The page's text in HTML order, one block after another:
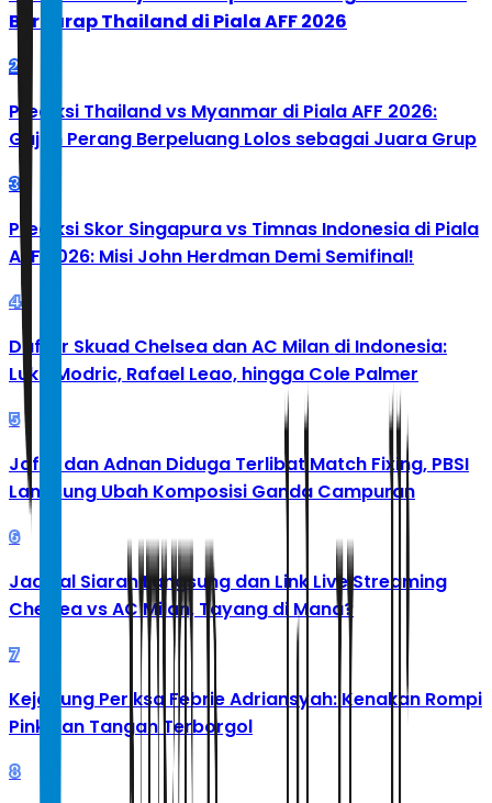
Berharap Thailand di Piala AFF 2026
2
Prediksi Thailand vs Myanmar di Piala AFF 2026:
Gajah Perang Berpeluang Lolos sebagai Juara Grup
3
Prediksi Skor Singapura vs Timnas Indonesia di Piala
AFF 2026: Misi John Herdman Demi Semifinal!
4
Daftar Skuad Chelsea dan AC Milan di Indonesia:
Luka Modric, Rafael Leao, hingga Cole Palmer
5
Jafar dan Adnan Diduga Terlibat Match Fixing, PBSI
Langsung Ubah Komposisi Ganda Campuran
6
Jadwal Siaran Langsung dan Link Live Streaming
Chelsea vs AC Milan, Tayang di Mana?
7
Kejagung Periksa Febrie Adriansyah: Kenakan Rompi
Pink dan Tangan Terborgol
8